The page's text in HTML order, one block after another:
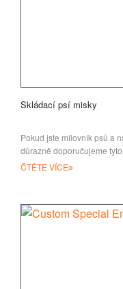
Skládací psí misky
Pokud jste milovník psů a
důrazně doporučujeme
ČTĚTE VÍCE